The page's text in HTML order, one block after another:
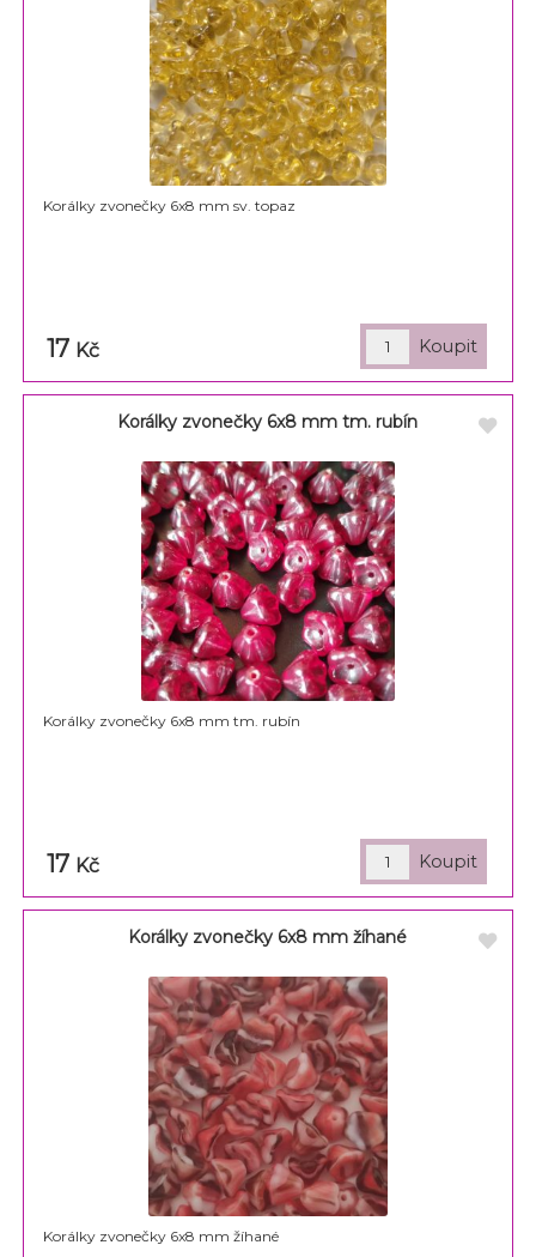
Korálky zvonečky 6x8 mm sv. topaz
17 Kč
Korálky zvonečky 6x8 mm tm. rubín
Korálky zvonečky 6x8 mm tm. rubín
17 Kč
Korálky zvonečky 6x8 mm žíhané
Korálky zvonečky 6x8 mm žíhané